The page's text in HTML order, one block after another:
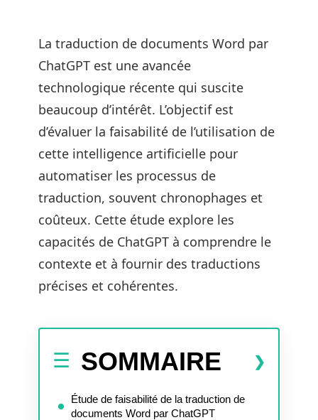
La traduction de documents Word par
ChatGPT est une avancée
technologique récente qui suscite
beaucoup d’intérêt. L’objectif est
d’évaluer la faisabilité de l’utilisation de
cette intelligence artificielle pour
automatiser les processus de
traduction, souvent chronophages et
coûteux. Cette étude explore les
capacités de ChatGPT à comprendre le
contexte et à fournir des traductions
précises et cohérentes.
SOMMAIRE
Étude de faisabilité de la traduction de
documents Word par ChatGPT